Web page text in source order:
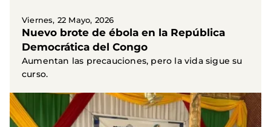
Viernes, 22 Mayo, 2026
Nuevo brote de ébola en la República
Democrática del Congo
Aumentan las precauciones, pero la vida sigue su
curso.